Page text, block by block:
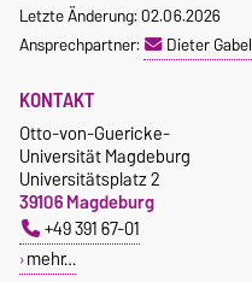
Letzte Änderung: 02.06.2026
Ansprechpartner:
Dieter Gabel
KONTAKT
Otto-von-Guericke-
Universität Magdeburg
Universitätsplatz 2
39106 Magdeburg
+49 391 67-01
mehr…